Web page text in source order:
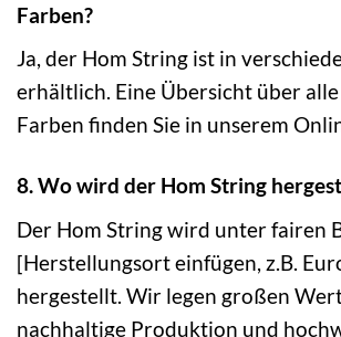
Farben?
Ja, der Hom String ist in
erhältlich. Eine Übersicht über
Farben finden Sie in unserem
8. Wo wird der Hom String
Der Hom String wird unter fairen
[Herstellungsort einfügen, z.B.
hergestellt. Wir legen großen
nachhaltige Produktion und